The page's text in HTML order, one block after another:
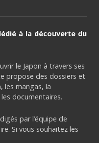
à la découverte du
le Japon à travers ses
propose des dossiers et
les mangas, la
documentaires.
par l’équipe de
Si vous souhaitez les